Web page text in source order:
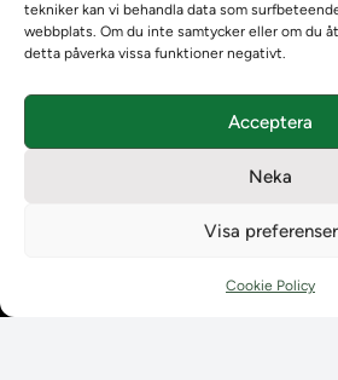
tekniker kan vi behandla data som
webbplats. Om du inte samtycker eller om du
detta påverka vissa funktioner negativt.
Acceptera
Neka
Visa preferenser
Cookie Policy
Ladokkonsortiet internationellt
Vision, strategi och produktplan
Kontaktuppgifter för studenters